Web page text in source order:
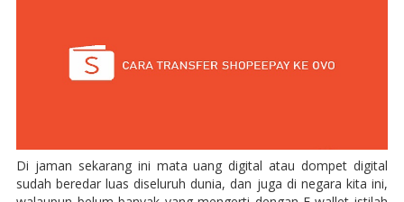
Di jaman sekarang ini mata uang digital atau dompet digital
sudah beredar luas diseluruh dunia, dan juga di negara kita ini,